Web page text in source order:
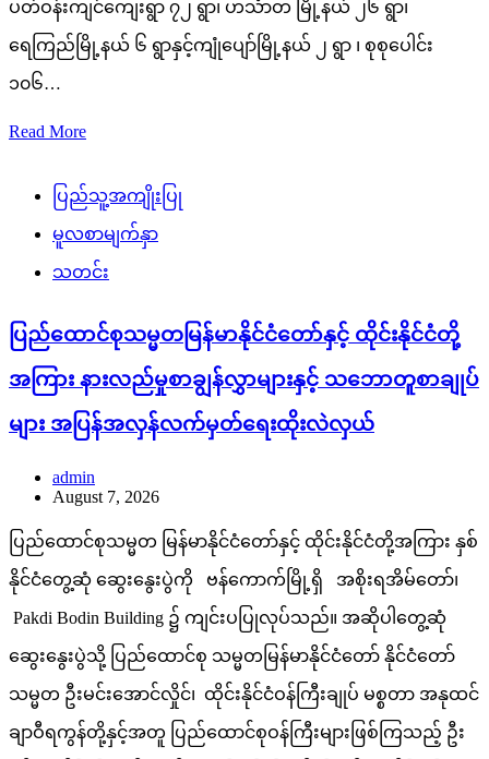
ပတ်ဝန်းကျင်ကျေးရွာ ၇၂ ရွာ၊ ဟင်္သာတ မြို့နယ် ၂၆ ရွာ၊
ရေကြည်မြို့နယ် ၆ ရွာနှင့်ကျုံပျော်မြို့နယ် ၂ ရွာ ၊ စုစုပေါင်း
၁၀၆…
Read More
ပြည်သူ့အကျိုးပြု
မူလစာမျက်နှာ
သတင်း
ပြည်ထောင်စုသမ္မတမြန်မာနိုင်ငံတော်နှင့် ထိုင်းနိုင်ငံတို့
အကြား နားလည်မှုစာချွန်လွှာများနှင့် သဘောတူစာချုပ်
များ အပြန်အလှန်လက်မှတ်ရေးထိုးလဲလှယ်
admin
August 7, 2026
ပြည်ထောင်စုသမ္မတ မြန်မာနိုင်ငံတော်နှင့် ထိုင်းနိုင်ငံတို့အကြား နှစ်
နိုင်ငံတွေ့ဆုံ ဆွေးနွေးပွဲကို ဗန်ကောက်မြို့ရှိ အစိုးရအိမ်တော်၊
Pakdi Bodin Building ၌ ကျင်းပပြုလုပ်သည်။ အဆိုပါတွေ့ဆုံ
ဆွေးနွေးပွဲသို့ ပြည်ထောင်စု သမ္မတမြန်မာနိုင်ငံတော် နိုင်ငံတော်
သမ္မတ ဦးမင်းအောင်လှိုင်၊ ထိုင်းနိုင်ငံဝန်ကြီးချုပ် မစ္စတာ အနုထင်
ချာဝီရကွန်တို့နှင့်အတူ ပြည်ထောင်စုဝန်ကြီးများဖြစ်ကြသည့် ဦး